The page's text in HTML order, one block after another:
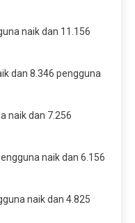
naik dan 11.156
dan 8.346 pengguna
naik dan 7.256
naik dan 6.156
naik dan 4.825